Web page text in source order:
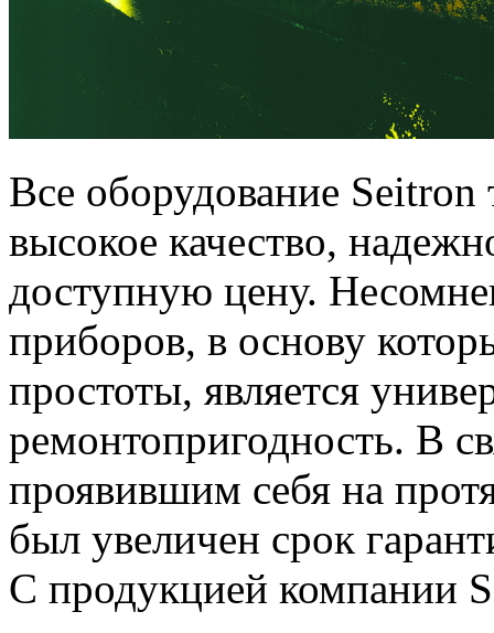
Все оборудование Seitron
высокое качество,
доступную цену.
приборов, в основу
простоты, является
ремонтопригодность. В
проявившим себя на
был увеличен срок
С продукцией компании